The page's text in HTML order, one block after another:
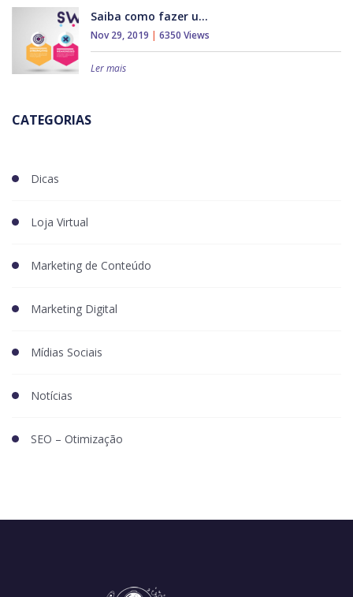
Saiba como fazer u...
Nov 29, 2019 | 6350 Views
Ler mais
CATEGORIAS
Dicas
Loja Virtual
Marketing de Conteúdo
Marketing Digital
Mídias Sociais
Notícias
SEO – Otimização